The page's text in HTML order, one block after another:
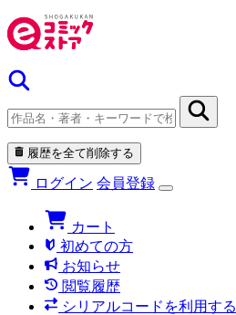
履歴を全て削除する
ログイン 会員登録
カート
初めての方
お知らせ
閲覧履歴
シリアルコードを利用する